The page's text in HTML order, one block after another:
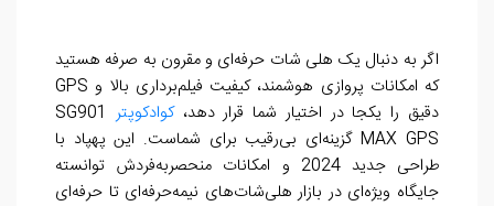
اگر به دنبال یک هلی شات حرفه‌ای و مقرون به صرفه هستید
که امکانات پروازی هوشمند، کیفیت فیلم‌برداری بالا و GPS
دقیق را یکجا در اختیار شما قرار دهد،کوادکوپتر SG901
MAX GPS گزینه‌ای بی‌رقیب برای شماست. این پهپاد با
طراحی جدید 2024 و امکانات منحصربه‌فردش توانسته
جایگاه ویژه‌ای در بازار هلی‌شات‌های نیمه‌حرفه‌ای تا حرفه‌ای